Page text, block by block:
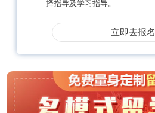
择指导及学习指导。
立即去报名